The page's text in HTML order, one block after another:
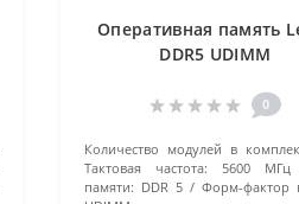
Оперативная память
DDR5 UDIMM
черный
0
Количество модулей в
Тактовая частота:
5600 МГц
памяти: DDR 5
Форм-фактор